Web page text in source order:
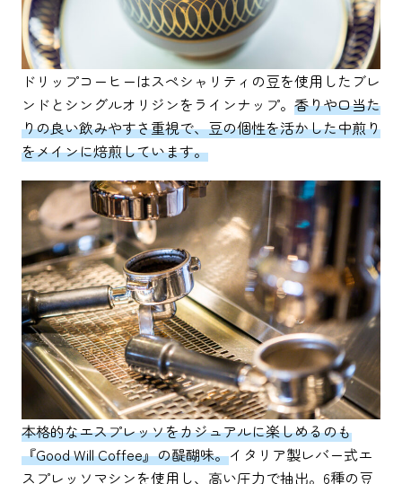
ドリップコーヒーはスペシャリティの豆を使用したブレ
ンドとシングルオリジンをラインナップ。 香りや口当た
りの良い飲みやすさ重視で、豆の個性を活かした中煎り
をメインに焙煎しています。
本格的なエスプレッソをカジュアルに楽しめるのも
『Good Will Coffee』の醍醐味。イタリア製レバー式エ
スプレッソマシンを使用し、高い圧力で抽出。6種の豆